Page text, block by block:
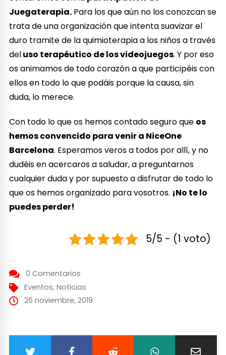
Juegaterapia. Para los que aún no los conozcan se
trata de una organización que intenta suavizar el
duro tramite de la quimioterapia a los niños a través
deluso terapéutico de los videojuegos. Y por eso
os animamos de todo corazón a que participéis con
ellos en todo lo que podáis porque la causa, sin
duda, lo merece.
Con todo lo que os hemos contado seguro que os
hemos convencido para venir a NiceOne
Barcelona. Esperamos veros a todos por allí, y no
dudéis en acercaros a saludar, a preguntarnos
cualquier duda y por supuesto a disfrutar de todo lo
que os hemos organizado para vosotros. ¡No te lo
puedes perder!
5/5 - (1 voto)
0 Comentarios
Eventos, Noticias
26 noviembre, 2019